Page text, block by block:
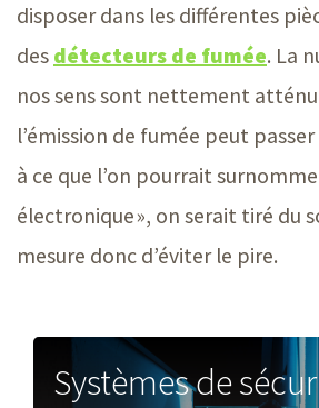
disposer dans les différentes
des détecteurs de fumée. La
nos sens sont nettement
l’émission de fumée peut
à ce que l’on pourrait
électronique », on serait tiré du
mesure donc d’éviter le pire.
Systèmes de